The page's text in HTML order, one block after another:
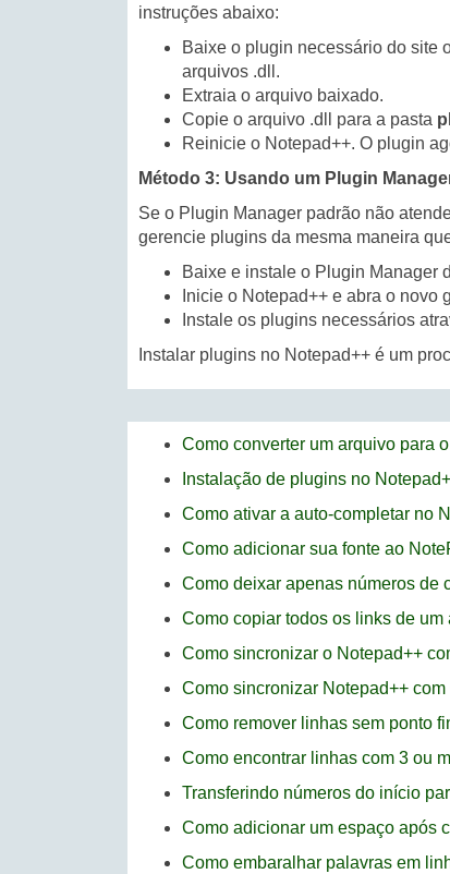
instruções abaixo:
Baixe o plugin necessário do site
arquivos .dll.
Extraia o arquivo baixado.
Copie o arquivo .dll para a pasta
Reinicie o Notepad++. O plugin
Método 3: Usando um Plugin
Se o Plugin Manager padrão não
gerencie plugins da mesma maneira
Baixe e instale o Plugin Manager
Inicie o Notepad++ e abra o novo
Instale os plugins necessários
Instalar plugins no Notepad++ é um
Como converter um arquivo para
Instalação de plugins no
Como ativar a auto-completar no
Como adicionar sua fonte ao
Como deixar apenas números de
Como copiar todos os links de
Como sincronizar o Notepad++
Como sincronizar Notepad++
Como remover linhas sem ponto
Como encontrar linhas com 3 ou
Transferindo números do início
Como adicionar um espaço após
Como embaralhar palavras em